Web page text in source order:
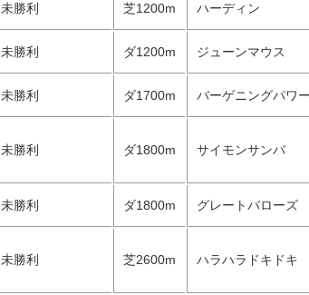
未勝利 芝1200m ハーディン
未勝利 ダ1200m ジューンマウス
未勝利 ダ1700m バーゲニングパワ
未勝利 ダ1800m サイモンサンバ
未勝利 ダ1800m グレートバローズ
未勝利 芝2600m ハラハラドキドキ